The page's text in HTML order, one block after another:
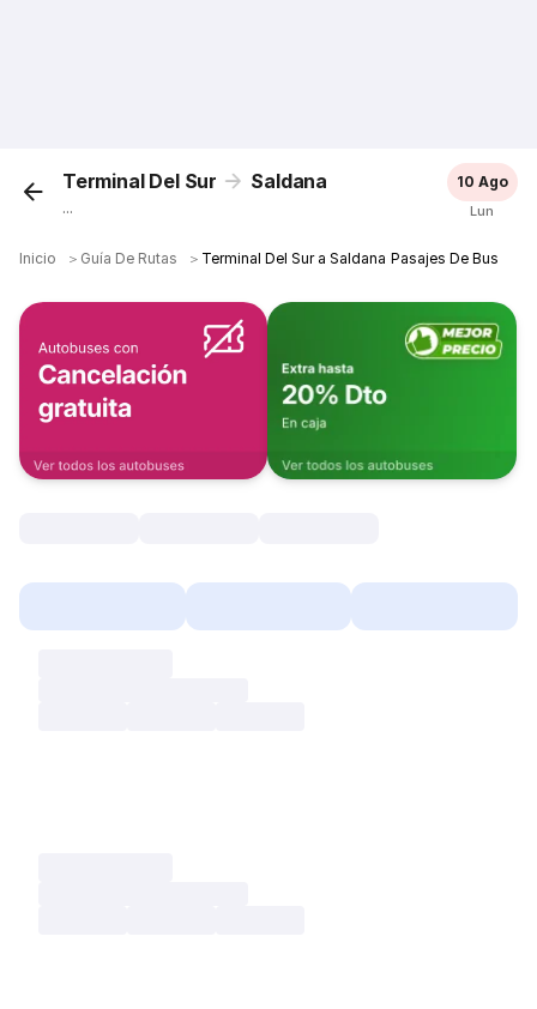
Terminal Del Sur Saldana
...
10 Ago
Lun
Inicio ＞ Guía De Rutas ＞ Terminal Del Sur a Saldana Pasajes De Bus